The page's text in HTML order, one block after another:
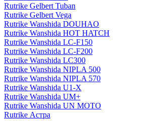
Rutrike Gelbert Tuban
Rutrike Gelbert Vega
Rutrike Wanshida DOUHAO
Rutrike Wanshida HOT HATCH
Rutrike Wanshida LC-F150
Rutrike Wanshida LC-F200
Rutrike Wanshida LC300
Rutrike Wanshida NIPLA 500
Rutrike Wanshida NIPLA 570
Rutrike Wanshida U1-X
Rutrike Wanshida UM+
Rutrike Wanshida UN MOTO
Rutrike Астра